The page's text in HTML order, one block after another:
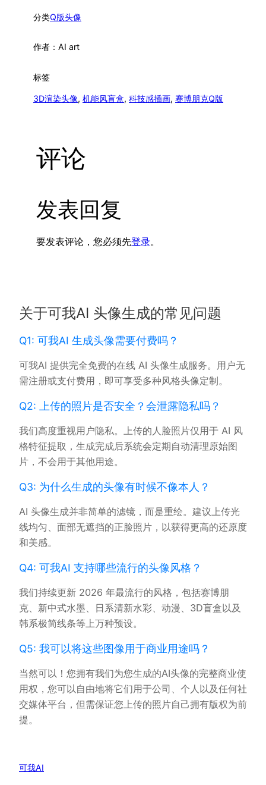
分类Q版头像
作者： AI art
标签
3D渲染头像, 机能风盲盒, 科技感插画, 赛博朋克Q版
评论
发表回复
要发表评论，您必须先登录。
关于可我AI 头像生成的常见问题
Q1: 可我AI 生成头像需要付费吗？
可我AI 提供完全免费的在线 AI 头像生成服务。用户无
需注册或支付费用，即可享受多种风格头像定制。
Q2: 上传的照片是否安全？会泄露隐私吗？
我们高度重视用户隐私。上传的人脸照片仅用于 AI 风
格特征提取，生成完成后系统会定期自动清理原始图
片，不会用于其他用途。
Q3: 为什么生成的头像有时候不像本人？
AI 头像生成并非简单的滤镜，而是重绘。建议上传光
线均匀、面部无遮挡的正脸照片，以获得更高的还原度
和美感。
Q4: 可我AI 支持哪些流行的头像风格？
我们持续更新 2026 年最流行的风格，包括赛博朋
克、新中式水墨、日系清新水彩、动漫、3D盲盒以及
韩系极简线条等上万种预设。
Q5: 我可以将这些图像用于商业用途吗？
当然可以！您拥有我们为您生成的AI头像的完整商业使
用权，您可以自由地将它们用于公司、个人以及任何社
交媒体平台，但需保证您上传的照片自己拥有版权为前
提。
可我AI